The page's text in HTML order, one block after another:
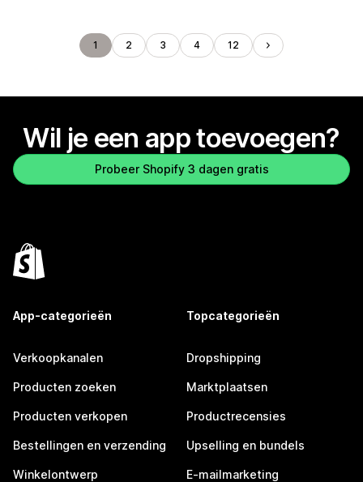
1 2 3 4 12
Wil je een app toevoegen?
Probeer Shopify 3 dagen gratis
App-categorieën
Verkoopkanalen
Producten zoeken
Producten verkopen
Bestellingen en verzending
Winkelontwerp
Topcategorieën
Dropshipping
Marktplaatsen
Productrecensies
Upselling en bundels
E-mailmarketing